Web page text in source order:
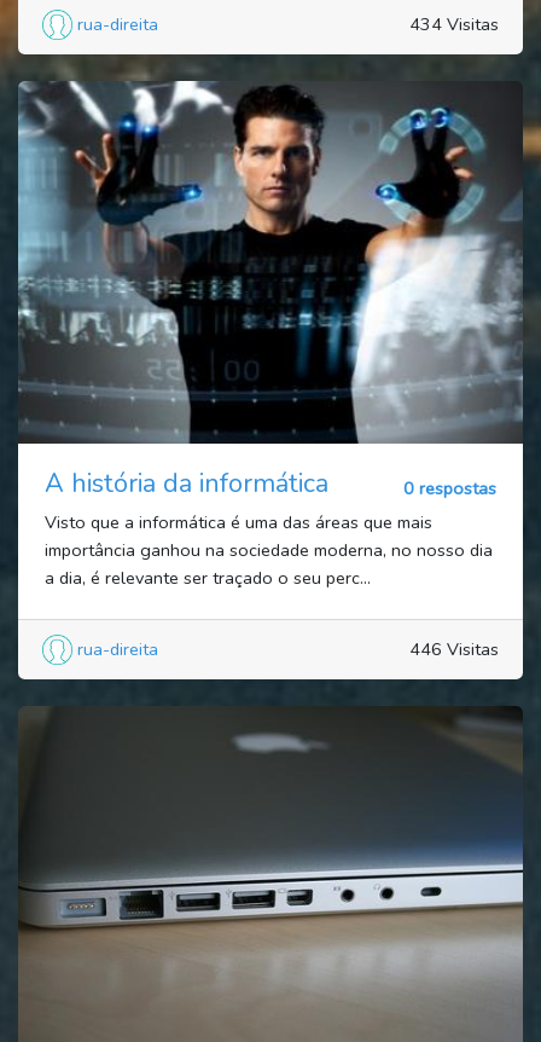
rua-direita 434 Visitas
A história da informática
0 respostas
Visto que a informática é uma das áreas que mais
importância ganhou na sociedade moderna, no nosso dia
a dia, é relevante ser traçado o seu perc...
rua-direita 446 Visitas